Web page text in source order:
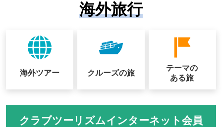
海外旅行
海外ツアー クルーズの旅
テーマの
ある旅
クラブツーリズムインターネット会員